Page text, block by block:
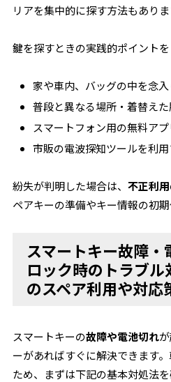
リアを集中的に探す方法もありま
鍵を探すときの実践的ポイント
家や車内、バッグの中を念
普段と異なる場所・着替え
スマートフォン用の無料ア
市販の電波探知ツールを利用
紛失が判明した場合は、不正利
ペアキーの準備やキー情報の初期
スマートキー故障・
ロック時のトラブ
のスペア利用や対応
スマートキーの故障や電池切れ
ーがあればすぐに解決できます
ため、まずは下記の基本対処法を